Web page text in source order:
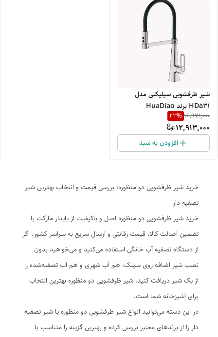
شیر ظرفشویی سیلیکنی مدل
HD531 برند HuaDiao
16,971,000
23%
12,913,000
افزودن به سبد
خرید شیر ظرفشویی دو منظوره؛ بررسی قیمت و انتخاب بهترین شیر
تصفیه دار
خرید شیر ظرفشویی دو منظوره اصل و باکیفیت از پایدار مارکت با
تضمین اصالت کالا، قیمت رقابتی و ارسال سریع به سراسر کشور. اگر
از دستگاه تصفیه آب خانگی استفاده می‌کنید و می‌خواهید بدون
نصب شیر اضافه روی سینک، هم آب شهری و هم آب تصفیه‌شده را
از یک شیر دریافت کنید، شیر ظرفشویی دو منظوره بهترین انتخاب
برای آشپزخانه شما است.
در این دسته می‌توانید انواع شیر ظرفشویی دو منظوره یا شیر تصفیه
دار را از برندهای معتبر بررسی کرده و بهترین گزینه را متناسب با